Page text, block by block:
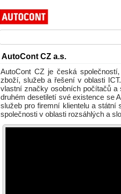
AutoCont CZ a.s.
AutoCont CZ je česká
zboží, služeb a řešení v oblasti
vlastní značky osobních počítačů
druhém desetiletí své existence se
služeb pro firemní klientelu a státní
společnosti v oblasti rozsáhlých a